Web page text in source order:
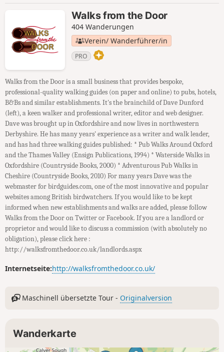
Walks from the Door
404 Wanderungen
Verein/ Wanderführer/in
PRO
Walks from the Door is a small business that provides bespoke,
professional-quality walking guides (on paper and online) to pubs, hotels,
B&Bs and similar establishments. It's the brainchild of Dave Dunford
(left), a keen walker and professional writer, editor and web designer.
Dave was brought up in Oxfordshire and now lives in northwestern
Derbyshire. He has many years' experience as a writer and walk leader,
and has had three walking guides published: * Pub Walks Around Oxford
and the Thames Valley (Ensign Publications, 1994) * Waterside Walks in
Oxfordshire (Countryside Books, 2000) * Adventurous Pub Walks in
Cheshire (Countryside Books, 2010) For many years Dave was the
webmaster for birdguides.com, one of the most innovative and popular
websites among British birdwatchers. If you would like to be kept
informed when new establishments and walks are added, please follow
Walks from the Door on Twitter or Facebook. If you are a landlord or
proprietor and would like to discuss a commission (with absolutely no
obligation), please click here :
http://walksfromthedoor.co.uk/landlords.aspx
Internetseite:http://walksfromthedoor.co.uk/
Maschinell übersetzte Tour - Originalversion
Wanderkarte